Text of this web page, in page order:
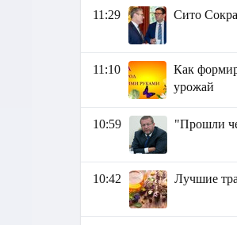
11:29 Сито
11:10
Как
урожай
10:59 "Прошли
10:42 Лучшие